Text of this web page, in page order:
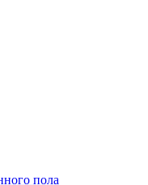
пола